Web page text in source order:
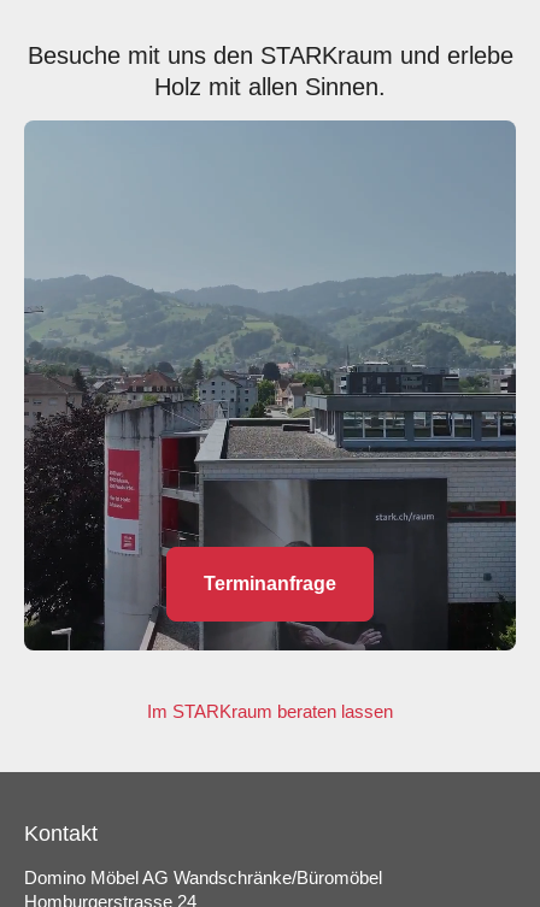
Besuche mit uns den STARKraum und erlebe
Holz mit allen Sinnen.
Terminanfrage
Im STARKraum beraten lassen
Kontakt
Domino Möbel AG Wandschränke/Büromöbel
Homburgerstrasse 24